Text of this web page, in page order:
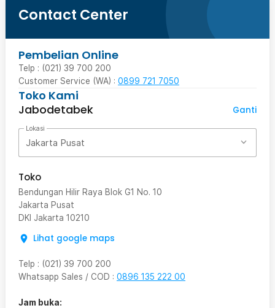
Contact Center
Pembelian Online
Telp : (021) 39 700 200
Customer Service (WA) : 0899 721 7050
Toko Kami
Jabodetabek
Ganti
Lokasi
Jakarta Pusat
Toko
Bendungan Hilir Raya Blok G1 No. 10
Jakarta Pusat
DKI Jakarta 10210
Lihat google maps
Telp : (021) 39 700 200
Whatsapp Sales / COD : 0896 135 222 00
Jam buka: